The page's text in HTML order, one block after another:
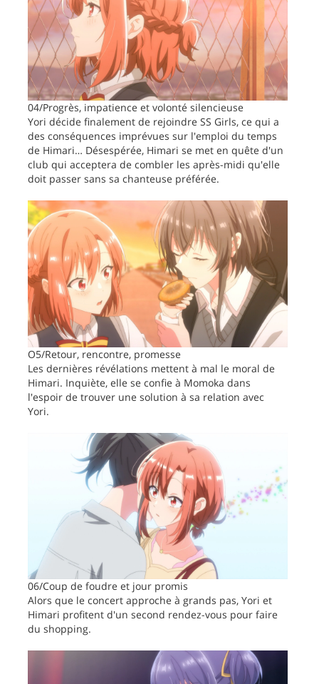
04/Progrès, impatience et volonté silencieuse
Yori décide finalement de rejoindre SS Girls, ce qui a
des conséquences imprévues sur l'emploi du temps
de Himari… Désespérée, Himari se met en quête d'un
club qui acceptera de combler les après-midi qu'elle
doit passer sans sa chanteuse préférée.
O5/Retour, rencontre, promesse
Les dernières révélations mettent à mal le moral de
Himari. Inquiète, elle se confie à Momoka dans
l'espoir de trouver une solution à sa relation avec
Yori.
06/Coup de foudre et jour promis
Alors que le concert approche à grands pas, Yori et
Himari profitent d'un second rendez-vous pour faire
du shopping.